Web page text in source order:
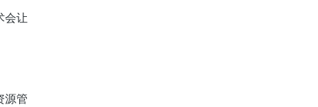
会让
源管